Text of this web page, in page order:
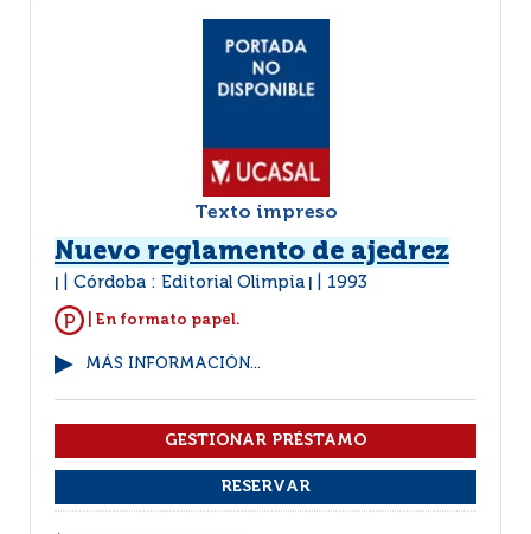
Texto impreso
Nuevo reglamento de ajedrez
Córdoba : Editorial Olimpia 1993
| En formato papel.
MÁS INFORMACIÓN...